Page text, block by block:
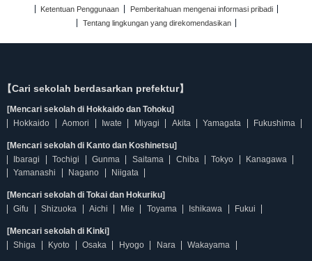
Ketentuan Penggunaan
Pemberitahuan mengenai informasi pribadi
Tentang lingkungan yang direkomendasikan
【Cari sekolah berdasarkan prefektur】
[Mencari sekolah di Hokkaido dan Tohoku]
Hokkaido
Aomori Iwate Miyagi Akita Yamagata Fukushima
[Mencari sekolah di Kanto dan Koshinetsu]
Ibaragi
Tochigi Gunma Saitama Chiba Tokyo
Kanagawa
Yamanashi
Nagano Niigata
[Mencari sekolah di Tokai dan Hokuriku]
Gifu
Shizuoka Aichi Mie Toyama Ishikawa Fukui
[Mencari sekolah di Kinki]
Shiga
Kyoto Osaka Hyogo Nara Wakayama